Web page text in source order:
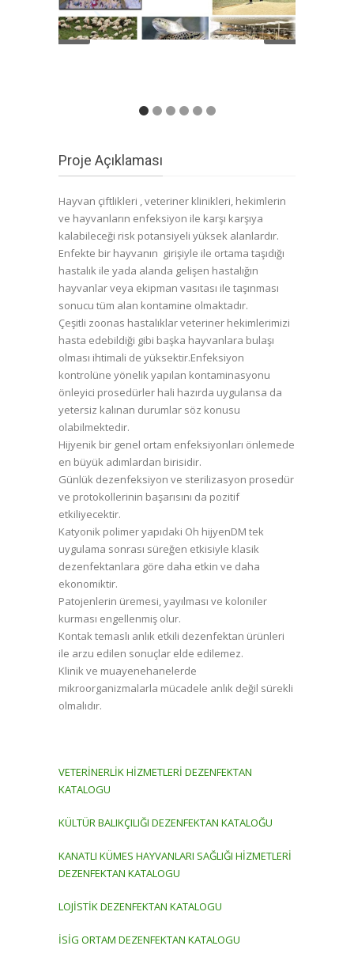
Proje Açıklaması
Hayvan çiftlikleri , veteriner klinikleri, hekimlerin
ve hayvanların enfeksiyon ile karşı karşıya
kalabileceği risk potansiyeli yüksek alanlardır.
Enfekte bir hayvanın girişiyle ile ortama taşıdığı
hastalık ile yada alanda gelişen hastalığın
hayvanlar veya ekipman vasıtası ile taşınması
sonucu tüm alan kontamine olmaktadır.
Çeşitli zoonas hastalıklar veteriner hekimlerimizi
hasta edebildiği gibi başka hayvanlara bulaşı
olması ihtimali de yüksektir.Enfeksiyon
kontrolüne yönelik yapılan kontaminasyonu
önleyici prosedürler hali hazırda uygulansa da
yetersiz kalınan durumlar söz konusu
olabilmektedir.
Hijyenik bir genel ortam enfeksiyonları önlemede
en büyük adımlardan birisidir.
Günlük dezenfeksiyon ve sterilizasyon prosedür
ve protokollerinin başarısını da pozitif
etkiliyecektir.
Katyonik polimer yapıdaki Oh hijyenDM tek
uygulama sonrası süreğen etkisiyle klasik
dezenfektanlara göre daha etkin ve daha
ekonomiktir.
Patojenlerin üremesi, yayılması ve koloniler
kurması engellenmiş olur.
Kontak temaslı anlık etkili dezenfektan ürünleri
ile arzu edilen sonuçlar elde edilemez.
Klinik ve muayenehanelerde
mikroorganizmalarla mücadele anlık değil sürekli
olmalıdır.
VETERİNERLİK HİZMETLERİ DEZENFEKTAN
KATALOGU
KÜLTÜR BALIKÇILIĞI DEZENFEKTAN KATALOĞU
KANATLI KÜMES HAYVANLARI SAĞLIĞI HİZMETLERİ
DEZENFEKTAN KATALOGU
LOJİSTİK DEZENFEKTAN KATALOGU
İSİG ORTAM DEZENFEKTAN KATALOGU